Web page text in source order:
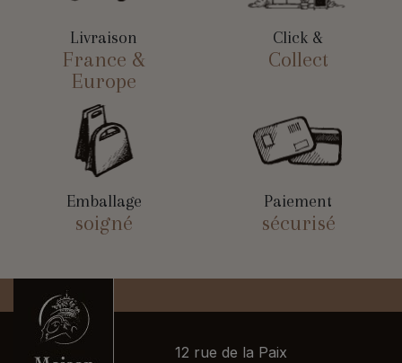
Livraison
France &
Europe
Click &
Collect
Emballage
soigné
Paiement
sécurisé
12 rue de la Paix